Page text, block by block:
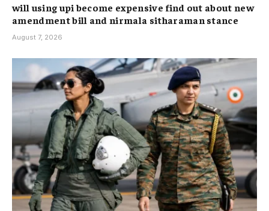
will using upi become expensive find out about new
amendment bill and nirmala sitharaman stance
August 7, 2026